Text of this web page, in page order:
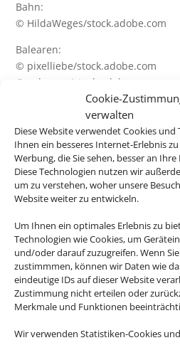
Cookie-
verwalten
Diese Website verwendet Cookies
Ihnen ein besseres Internet-Erlebnis
Werbung, die Sie sehen, besser an
Diese Technologien nutzen wir
um zu verstehen, woher unsere
Website weiter zu entwickeln.
Um Ihnen ein optimales Erlebnis zu
Technologien wie Cookies, um
und/oder darauf zuzugreifen. Wenn
zustimmmen, können wir Daten wie
eindeutige IDs auf dieser Website
Zustimmung nicht erteilen oder
Merkmale und Funktionen
Wir verwenden Statistiken-Cookies
Bahn:
© HildaWeges/stock.adobe.com
Balearen:
© pixelliebe/stock.adobe.com
© vulcanus/stock.adobe.com
© pkazmierczak/stock.adobe.com
© lunamarina/stock.adobe.com
Dubai
© Cara-Foto/stock.adobe.com
© Andrey Bandurenko/
© Sophie James/stock.adobe.com
Deutschlandurlaub:
© eyetronic/stock.adobe.com
© Andrew Mayovskyy/
© EKH-Pictures/stock.adobe.com
© marcelheinzmann/
Portugal: